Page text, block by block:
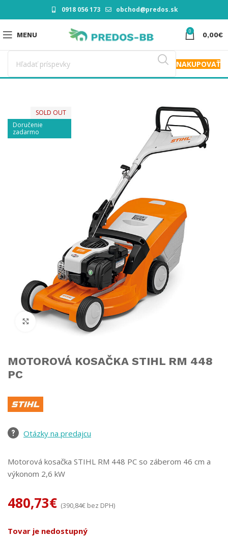
0918 056 173 obchod@predos.sk
MENU 0 0,00€
NAKUPOVAŤ
SOLD OUT
Doručenie
zadarmo
Click to enlarge
MOTOROVÁ KOSAČKA STIHL RM 448
PC
Otázky na predajcu
Motorová kosačka STIHL RM 448 PC so záberom 46 cm a
výkonom 2,6 kW
480,73€ (390,84€ bez DPH)
Tovar je nedostupný